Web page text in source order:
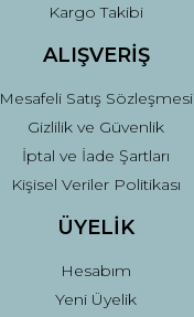
Gönder
Kargo Takibi
ALIŞVERİŞ
Mesafeli Satış Sözleşmesi
Gizlilik ve Güvenlik
İptal ve İade Şartları
Kişisel Veriler Politikası
ÜYELİK
Hesabım
Yeni Üyelik